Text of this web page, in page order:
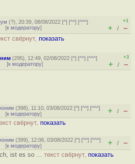
(?), 20:39, 08/08/2022 [^] [^^] [^^^]
[к модератору]
+1
+ / –
свёрнут, показать
(295), 12:49, 02/08/2022 [^] [^^] [^^^]
[к модератору]
+3
+ / –
(398), 11:10, 03/08/2022 [^] [^^] [^^^]
[к модератору] + / –
свёрнут, показать
(399), 12:06, 03/08/2022 [^] [^^] [^^^]
[к модератору] + / –
ist es so ... текст свёрнут, показать